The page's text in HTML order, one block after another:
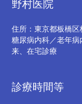
野村医院
住所：東京都板橋区
糖尿病内科／老年
来、在宅診療
診療時間等